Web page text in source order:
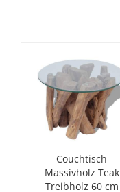
Couchtisch
Massivholz Teak
Treibholz 60 cm